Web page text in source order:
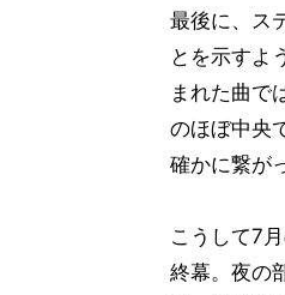
最後に、ス
とを示すよ
まれた曲で
のほぼ中央
確かに繋が
こうして7
終幕。夜の